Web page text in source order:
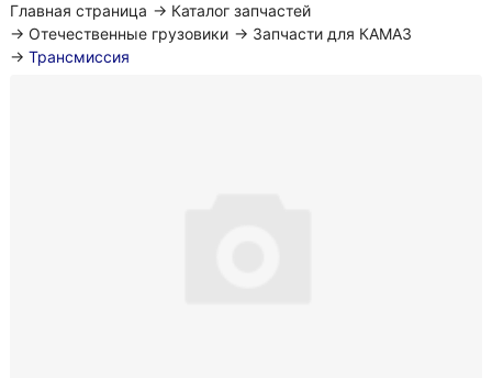
Главная страница → Каталог запчастей
→ Отечественные грузовики → Запчасти для КАМАЗ
→ Трансмиссия